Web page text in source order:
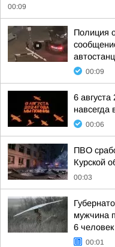
00:09
Полиция
00:09
6
навсегда
00:06
ПВО
Курской
00:03
мужчина
6 человек
00:01